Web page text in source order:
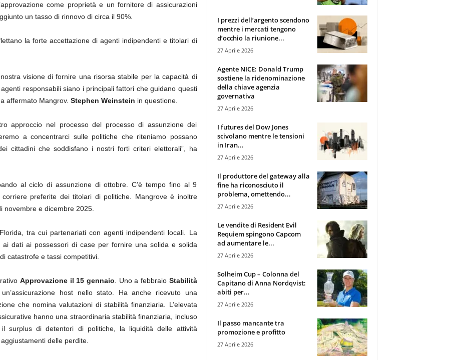
come proprietà e un fornitore di assicurazioni
un tasso di rinnovo di circa il 90%.
la forte accettazione di agenti indipendenti e titolari di
visione di fornire una risorsa stabile per la capacità di
responsabili siano i principali fattori che guidano questi
affermato Mangrov. Stephen Weinstein in questione.
approccio nel processo del processo di assunzione dei
a concentrarci sulle politiche che riteniamo possano
cittadini che soddisfano i nostri forti criteri elettorali”, ha
al ciclo di assunzione di ottobre. C’è tempo fino al 9
preferite dei titolari di politiche. Mangrove è inoltre
novembre e dicembre 2025.
tra cui partenariati con agenti indipendenti locali. La
dati ai possessori di case per fornire una solida e solida
catastrofe e tassi competitivi.
Approvazione il 15 gennaio . Uno a febbraio Stabilità
un’assicurazione host nello stato. Ha anche ricevuto una
che nomina valutazioni di stabilità finanziaria. L’elevata
hanno una straordinaria stabilità finanziaria, incluso
surplus di detentori di politiche, la liquidità delle attività
delle perdite.
I prezzi dell’argento scendono
mentre i mercati tengono
d’occhio la riunione...
27 Aprile 2026
Agente NICE: Donald Trump
sostiene la ridenominazione
della chiave agenzia
governativa
27 Aprile 2026
I futures del Dow Jones
scivolano mentre le tensioni
in Iran...
27 Aprile 2026
Il produttore del gateway alla
fine ha riconosciuto il
problema, omettendo...
27 Aprile 2026
Le vendite di Resident Evil
Requiem spingono Capcom
ad aumentare le...
27 Aprile 2026
Solheim Cup – Colonna del
Capitano di Anna Nordqvist:
abiti per...
27 Aprile 2026
Il passo mancante tra
promozione e profitto
27 Aprile 2026